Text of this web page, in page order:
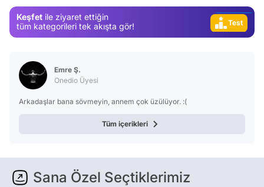
Keşfet ile ziyaret ettiğin
tüm kategorileri tek akışta gör!
Test
Emre Ş.
Onedio Üyesi
Arkadaşlar bana sövmeyin, annem çok üzülüyor. :(
Tüm içerikleri
Sana Özel Seçtiklerimiz